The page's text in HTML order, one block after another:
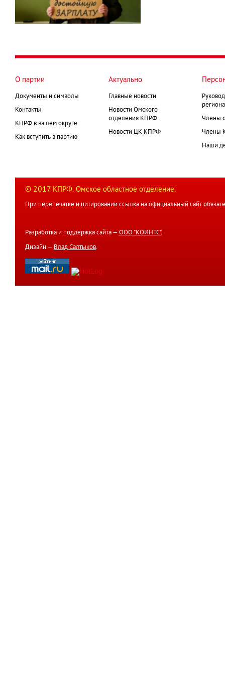
О партии
Документы и символы
Контакты
КПРФ в вашем округе
Как вступить в партию
Актуально
Главные новости
Новости Омского
отделения КПРФ
Новости ЦК КПРФ
Члены
Члены
Наши
© 2017 КПРФ. Омское областное отделение.
При перепечатке и цитировании ссылка на официальный сайт
Разработка и поддержка сайта — ООО "КОИНТС".
Дизайн — Влад Салтыков.